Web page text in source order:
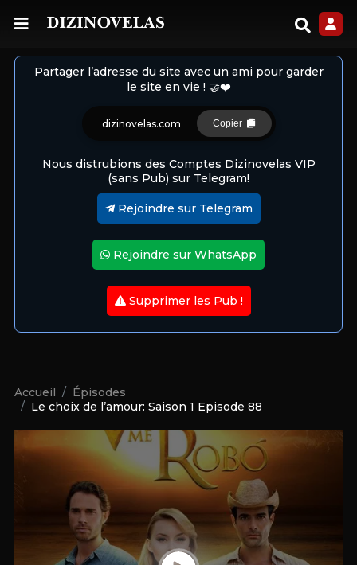
Partager l’adresse du site avec un ami pour garder
le site en vie ! 🤝❤️
dizinovelas.com Copier
Nous distrubions des Comptes Dizinovelas VIP
(sans Pub) sur Telegram!
Rejoindre sur Telegram
Rejoindre sur WhatsApp
Supprimer les Pub !
Accueil
Épisodes
Le choix de l’amour: Saison 1 Episode 88